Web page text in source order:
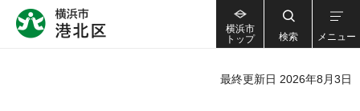
横浜市
トップ
検索 メニュー
最終更新日 2026年8月3日